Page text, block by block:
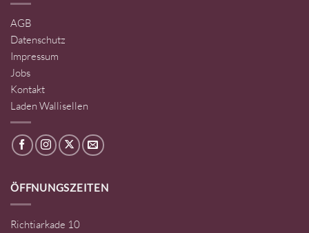
AGB
Datenschutz
Impressum
Jobs
Kontakt
Laden Wallisellen
ÖFFNUNGSZEITEN
Richtiarkade 10